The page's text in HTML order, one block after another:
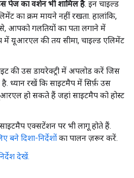
पेज का वर्शन भी शामिल है. इन चाइल्ड
का क्रम मायने नहीं रखता. हालांकि,
आपको गलतियों का पता लगाने में
में यूआरएल की तय सीमा, चाइल्ड एलिमेंट
की उस डायरेक्ट्री में अपलोड करें जिस
है. ध्यान रखें कि साइटमैप में सिर्फ़ उस
हो सकते हैं जहां साइटमैप को होस्ट
एक्सटेंशन पर भी लागू होते हैं.
बने दिशा-निर्देशों का पालन ज़रूर करें.
देखें.